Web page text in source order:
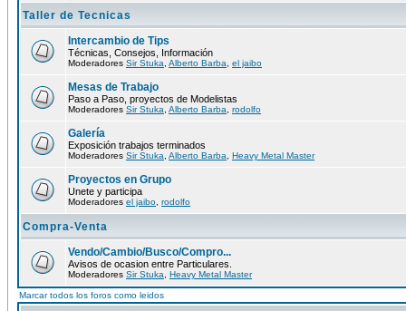
Taller de Tecnicas
Intercambio de Tips
Técnicas, Consejos, Información
Moderadores Sir Stuka Alberto Barba el jaibo
Mesas de Trabajo
Paso a Paso, proyectos de Modelistas
Moderadores Sir Stuka Alberto Barba rodolfo
Galería
Exposición trabajos terminados
Moderadores Sir Stuka Alberto Barba Heavy Metal Master
Proyectos en Grupo
Unete y participa
Moderadores el jaibo rodolfo
Compra-Venta
Vendo/Cambio/Busco/Compro...
Avisos de ocasion entre Particulares.
Moderadores Sir Stuka Heavy Metal Master
Marcar todos los foros como leidos